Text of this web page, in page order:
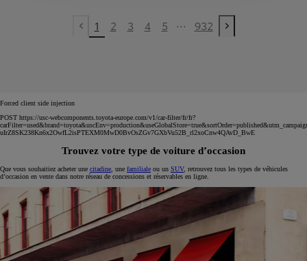
Previous page
1 2 3 4 5 ... 932
Next page
Forced client side injection
POST https://usc-webcomponents.toyota-europe.com/v1/car-filter/fr/fr?
uIrZ8SK238Kn6x2OwfL2isPTEXM0MwD0BvOsZGv7GXbVu52B_rl2xoCnw4QAvD_BwE
Trouvez votre type de voiture d’occasion
Que vous souhaitiez acheter une citadine , une familiale ou un SUV, retrouvez tous les types de véhicules
d’occasion en vente dans notre réseau de concessions et réservables en ligne.